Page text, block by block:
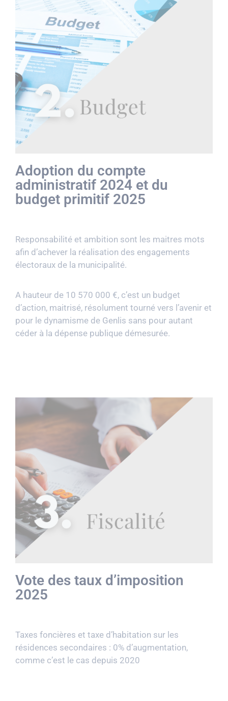
Adoption du compte
administratif 2024 et du
budget primitif 2025
Responsabilité et ambition sont les maitres mots
afin d’achever la réalisation des engagements
électoraux de la municipalité.
A hauteur de 10 570 000 €, c’est un budget
d’action, maitrisé, résolument tourné vers l’avenir et
pour le dynamisme de Genlis sans pour autant
céder à la dépense publique démesurée.
Vote des taux d’imposition
2025
Taxes foncières et taxe d’habitation sur les
résidences secondaires : 0% d’augmentation,
comme c’est le cas depuis 2020